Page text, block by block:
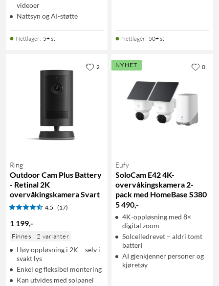
videoer
Nattsyn og AI-støtte
Nettlager: 5+ st Nettlager: 50+ st
Ring
Outdoor Cam Plus Battery
- Retinal 2K
overvåkingskamera Svart
4.5 (17)
1 199,-
Finnes i 2 varianter
Høy oppløsning i 2K – selv i
svakt lys
Enkel og fleksibel montering
Kan utvides med solpanel
2 NYHET
Eufy
SoloCam E42 4K-
overvåkingskamera 2-
pack med HomeBase S380
5 490,-
4K-oppløsning med 8×
digital zoom
Solcelledrevet – aldri tomt
batteri
AI gjenkjenner personer og
kjøretøy
0